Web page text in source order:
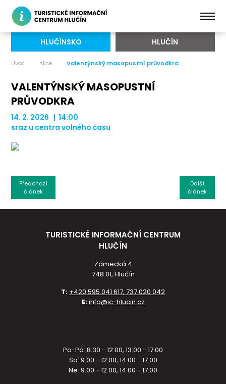
HLUČÍNSKO HLUČÍN
Úvod Akce Valentýnský masopustní průvodkra
VALENTÝNSKÝ MASOPUSTNÍ
PRŮVODKRA
14. 2. 2026 | 14:00
sraz u centra volného času
Další
článek
Předchozí
článek
TURISTICKÉ INFORMAČNÍ CENTRUM
HLUČÍN
Zámecká 4
748 01, Hlučín
T: +420 595 041 617, 737 020 042
E:info@ic-hlucin.cz
Po-Pá: 8:30 - 12:00, 13:00 - 17:00
So: 9:00 - 12:00, 14:00 - 17:00
Ne: 9:00 - 12:00, 14:00 - 17:00